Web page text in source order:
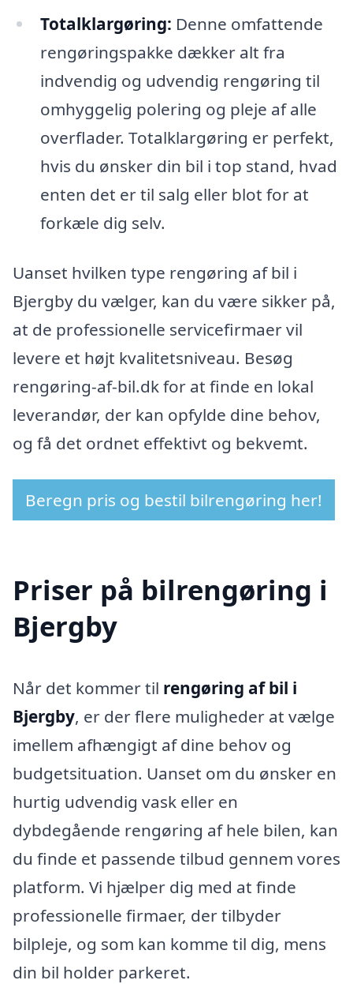
Totalklargøring: Denne omfattende
rengøringspakke dækker alt fra
indvendig og udvendig rengøring til
omhyggelig polering og pleje af alle
overflader. Totalklargøring er perfekt,
hvis du ønsker din bil i top stand, hvad
enten det er til salg eller blot for at
forkæle dig selv.
Uanset hvilken type rengøring af bil i
Bjergby du vælger, kan du være sikker på,
at de professionelle servicefirmaer vil
levere et højt kvalitetsniveau. Besøg
rengøring-af-bil.dk for at finde en lokal
leverandør, der kan opfylde dine behov,
og få det ordnet effektivt og bekvemt.
Beregn pris og bestil bilrengøring her!
Priser på bilrengøring i
Bjergby
Når det kommer til rengøring af bil i
Bjergby, er der flere muligheder at vælge
imellem afhængigt af dine behov og
budgetsituation. Uanset om du ønsker en
hurtig udvendig vask eller en
dybdegående rengøring af hele bilen, kan
du finde et passende tilbud gennem vores
platform. Vi hjælper dig med at finde
professionelle firmaer, der tilbyder
bilpleje, og som kan komme til dig, mens
din bil holder parkeret.